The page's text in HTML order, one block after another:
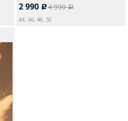
Изменить город
2 990 c4 990a
44, 46, 48, 50